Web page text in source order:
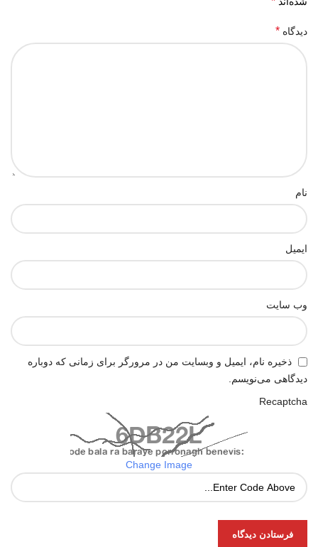
دیدگاه *
نام
ایمیل
وب‌ سایت
ذخیره نام، ایمیل و وبسایت من در مرورگر برای زمانی که دوباره
دیدگاهی می‌نویسم.
Recaptcha
Change Image